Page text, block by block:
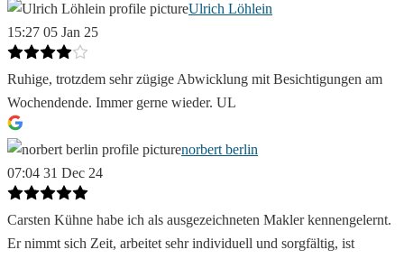
Ulrich Löhlein
15:27 05 Jan 25
Ruhige, trotzdem sehr zügige Abwicklung mit Besichtigungen am
Wochendende. Immer gerne wieder. UL
norbert berlin
07:04 31 Dec 24
Carsten Kühne habe ich als ausgezeichneten Makler kennengelernt.
Er nimmt sich Zeit, arbeitet sehr individuell und sorgfältig, ist